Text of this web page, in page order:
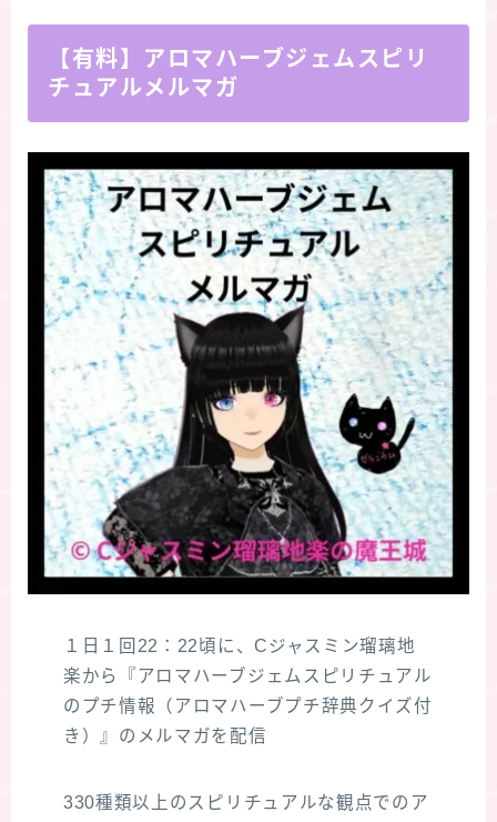
【有料】アロマハーブジェムスピリ
チュアルメルマガ
１日１回22：22頃に、Cジャスミン瑠璃地
楽から『アロマハーブジェムスピリチュアル
のプチ情報（アロマハーブプチ辞典クイズ付
き）』のメルマガを配信
330種類以上のスピリチュアルな観点でのア